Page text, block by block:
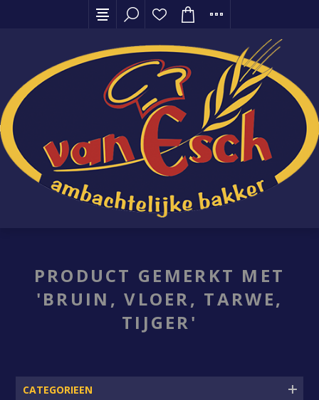
PRODUCT GEMERKT MET
'BRUIN, VLOER, TARWE,
TIJGER'
CATEGORIEEN